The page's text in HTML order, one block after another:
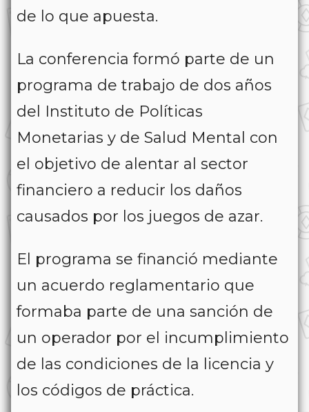
de lo que apuesta.
La conferencia formó parte de un
programa de trabajo de dos años
del Instituto de Políticas
Monetarias y de Salud Mental con
el objetivo de alentar al sector
financiero a reducir los daños
causados por los juegos de azar.
El programa se financió mediante
un acuerdo reglamentario que
formaba parte de una sanción de
un operador por el incumplimiento
de las condiciones de la licencia y
los códigos de práctica.